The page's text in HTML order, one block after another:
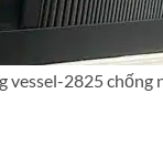
vessel-2825 chống